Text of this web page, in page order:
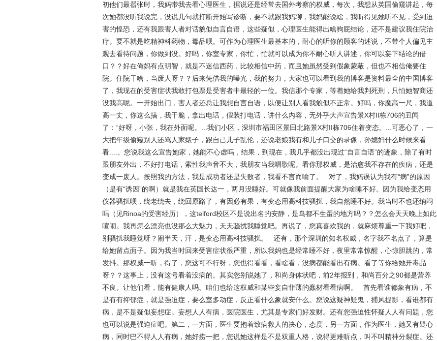
初他们最嚣张时，我妈带我去看心理医生，据说还是经常去国外考察的权威，每次，我想从英国偷窥讲起，每
次她都没听我说完，没说几句就打断开始写诊断，要不就跟我妈聊，我妈能说啥，我听得见她听不见，受到迫
害的惶恐，还有我跟害人者对话貌似自言自语，这些疑似，心理医生能得出啥狗屁结论，还不是建议我住院治
疗。要不就是吃精神科药物，毒品呗。可作为心理医生最基本的，耐心的听你的顾客的述说，不带个人偏见主
观去看待问题，你做到没。好吗，你室专家，你忙，忙就可以成为你不耐心听人讲述，你可以妄下结论的借
口？？好在俺妈有点明智，就是不迷信西药，比较相信中药，而且她虽然受到假象蒙蔽，但也不相信俺要住
院。住院干啥，当废人呀？？后来凭借我的曝光，我的努力，大家也可以看到我的博客是资料最全的中国博客
了，我现在的受害症状我敢打包票是受害者中最轻的一位。我信那个专家，等着她给我判死刑，只怕她智商还
没我高呢。一开始出门，害人者还总让我想自言自语，以便让别人看我貌似不正常。好吗，你魔高一尺，我道
高一丈，你这么搞，我干脆，拿出电话，假装打电话，讲什么内容，无外乎大声宣告景X村II栋706的丑闻
了：“好呀，小张，我在外面呢。...我们小区，深圳市福田区景田北路景X村II栋706住着变态。...可恶心了，一
大把年级偷窥别人还骂人家婊子，跟自己儿子乱伦，还说老娘我有和儿子口交的录像，孙媳妇什么时候来看
看....。您说我这么宣告她家，她能不心虚吗，结果，到现在，我几乎都没出现过“自言自语”的迹象，除了有时
跟朋友外出，不好打电话，索性我声音不大，我朋友当我唱歌呢。看你那权威，是治愈我不存在的疾病，还是
变成一废人。按照我的方法，我是成功者还是失败者，我看不言而喻了。 对了，我妈误认为我有“病”的原因
（是有“诱因”的啊）就是我在英国长达一，两月没睡好。可就像我前面提醒大家为啥睡不好。因为我给变态用
仪器骚扰呗，绕老绕去，绕回原路了，有因必有果，有变态用高科技骚扰，我自然睡不好。我当时不也还纳闷
吗（见Rinoa的受害经历），这telford校区不是说出名的安静，是鸟都不生蛋的地方吗？？怎么会天天晚上如此
喧闹。我再怎么漂亮也没那么大魅力，天天骚扰我睡觉吧。再说了，您真喜欢我的，就麻烦尊重一下我好吧，
别骚扰我睡觉呀？闹半天，汗，是变态用高科技骚扰。 还有，那个深圳的知名权威，名字我不名点了，算是
给她留点面子。因为我当时回来受害症状很严重，所以我妈也是经常睡不好，夜里常常惊醒，心惊胆跳的，常
发抖。那权威一听，得了，您这可不行呀，您也得看看，看啥看，没病都能看出有病。看了等你给她开毒品
呀？？这事上，没有这号看着没病的。其实您别说她了，和尚身体状吧，前2年报到，和尚百分之90都是营养
不良。让他们看，能有健康人吗。咱们也给这权威和某些妄自菲薄的蠢材看看病啊。 首先看谁都象有病，不
是有有抑郁症，就是强迫症，要么室多动症，反正看什么象就安什么。您说这疑神疑鬼，捕风捉影，看谁都有
病，是不是疑似妄想症。妄想人人有病，医院医生，尤其是专家们好发财。还有您强迫性怀疑人人有问题，您
也可以说是强迫症吧。第二，一方面，医生要抱着致病救人的决心，态度，另一方面，作为医生，她又有疑心
病，同时巴不得人人有病，她好捞一把，您说她这样是不是双重人格，说得更难听点，叫不叫精神分裂症。还